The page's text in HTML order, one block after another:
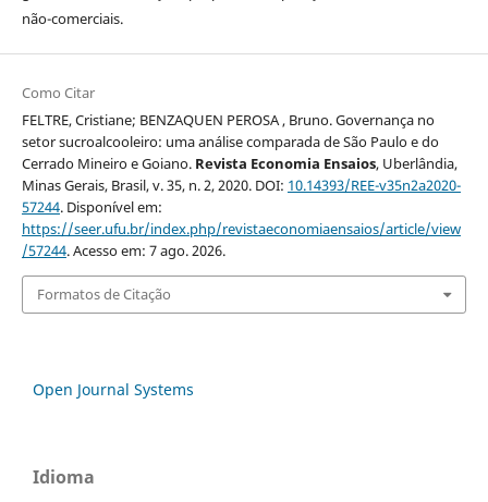
não-comerciais.
Como Citar
FELTRE, Cristiane; BENZAQUEN PEROSA , Bruno. Governança no
setor sucroalcooleiro: uma análise comparada de São Paulo e do
Cerrado Mineiro e Goiano. Revista Economia Ensaios, Uberlândia,
Minas Gerais, Brasil, v. 35, n. 2, 2020. DOI: 10.14393/REE-v35n2a2020-
57244. Disponível em:
https://seer.ufu.br/index.php/revistaeconomiaensaios/article/view
/57244. Acesso em: 7 ago. 2026.
Formatos de Citação
Open Journal Systems
Idioma